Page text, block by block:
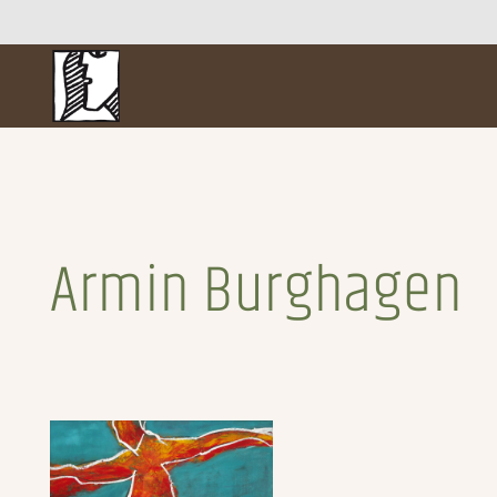
Armin Burghagen